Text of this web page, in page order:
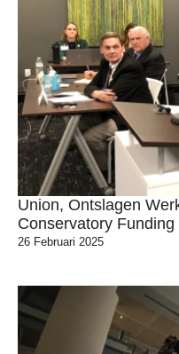
Union, Ontslagen
Conservatory Funding
26 Februari 2025